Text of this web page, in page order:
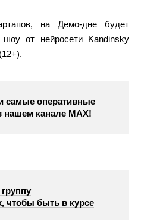
на Демо-дне будет
шоу от нейросети Kandinsky
самые оперативные
нашем канале МАХ!
чтобы быть в курсе